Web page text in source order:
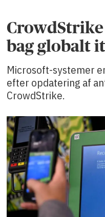
bag globalt
Microsoft-systemer
efter opdatering af
CrowdStrike.